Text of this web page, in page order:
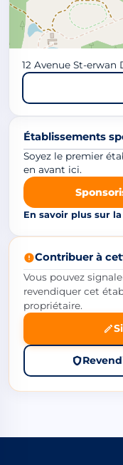
12 Avenue St-erwan
Établissements
Soyez le premier
en avant ici.
En savoir plus sur
Contribuer à
Vous pouvez
revendiquer cet
propriétaire.